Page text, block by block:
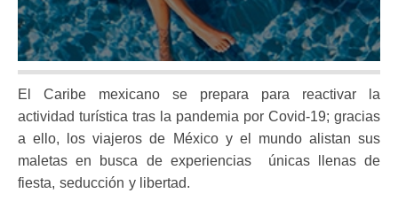
El Caribe mexicano se prepara para reactivar la
actividad turística tras la pandemia por Covid-19; gracias
a ello, los viajeros de México y el mundo alistan sus
maletas en busca de experiencias
únicas llenas de
fiesta, seducción y libertad.